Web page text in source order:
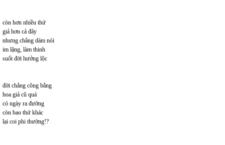
còn hơn nhiều thứ
giả hơn cả đây
nhưng chẳng dám nói
im lặng, làm thinh
suốt đời hưởng lộc
đời chẳng công bằng
hoa giả cũ quá
có ngày ra đường
còn bao thứ khác
lại coi phi thường!?